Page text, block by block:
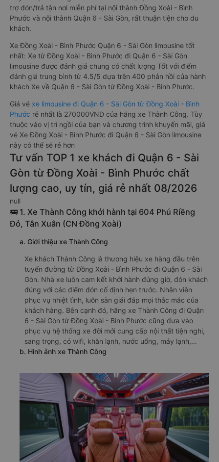
trợ đón/trả tận nơi miễn phí tại nội thành Đồng Xoài - Bình
Phước và nội thành Quận 6 - Sài Gòn, rất thuận tiện cho du
khách.
Xe Đồng Xoài - Bình Phước Quận 6 - Sài Gòn limousine tốt
nhất: Xe từ Đồng Xoài - Bình Phước đi Quận 6 - Sài Gòn
limousine được đánh giá chung có chất lượng Tốt với điểm
đánh giá trung bình từ 4.5/5 dựa trên 400 phản hồi của hành
khách Xe về Quận 6 - Sài Gòn từ Đồng Xoài - Bình Phước.
Giá vé xe limousine đi Quận 6 - Sài Gòn từ Đồng Xoài - Bình
Phước rẻ nhất là 270000VND của hãng xe Thành Công. Tùy
thuộc vào vị trí ngồi của bạn và chương trình khuyến mãi, giá
vé Xe Đồng Xoài - Bình Phước đi Quận 6 - Sài Gòn limousine
này có thể sẽ rẻ hơn
Tư vấn TOP 1 xe khách đi Quận 6 - Sài
Gòn từ Đồng Xoài - Bình Phước chất
lượng cao, uy tín, giá rẻ nhất 08/2026
null
🚌 1. Xe Thành Công khởi hành tại 604 Phú Riềng
Đỏ, Tân Xuân (CN Đồng Xoài)
a. Giới thiệu xe Thành Công
Xe khách Thành Công là thương hiệu xe hàng đầu trên
tuyến đường từ Đồng Xoài - Bình Phước đi Quận 6 - Sài
Gòn. Nhà xe luôn cam kết khởi hành đúng giờ, đón khách
đúng với các điểm đón cố định hẹn trước. Nhân viên
phục vụ nhiệt tình, luôn sẵn giải đáp mọi thắc mắc của
khách hàng. Bên cạnh đó, hãng xe Thành Công đi Quận
6 - Sài Gòn từ Đồng Xoài - Bình Phước cũng đưa vào
phục vụ hệ thống xe đời mới cung cấp nội thất tiện nghi,
sang trọng, có wifi, khăn lạnh, nước uống, máy lạnh,…
b. Hình ảnh xe Thành Công